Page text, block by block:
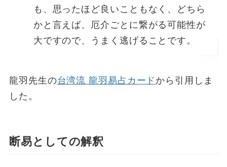
も、思ったほど良いこともなく、どちら
かと言えば、厄介ごとに繋がる可能性が
大ですので、うまく逃げることです。
龍羽先生の台湾流 龍羽易占カードから引用しま
した。
断易としての解釈